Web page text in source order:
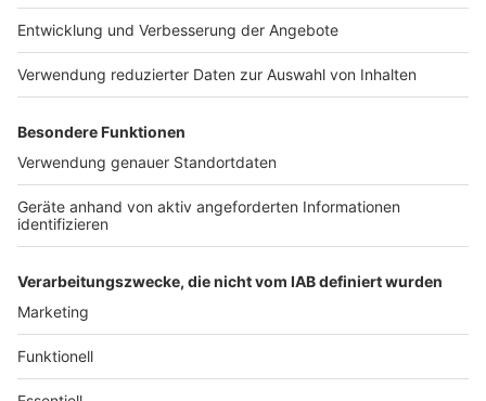
Das Band-ABC
Jobs
Archiv
Teilnahme­bedingungen
Geschäfts­bedingungen
ANTENNE BAYERN GROUP
Grounding Page ROCK
ANTENNE
Kontakt
Studio-Hotline